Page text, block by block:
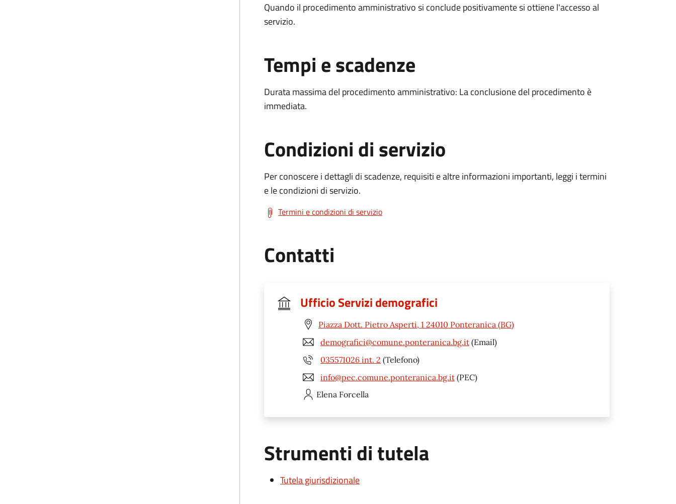
Quando il procedimento amministrativo si conclude positivamente si ottiene l'accesso al
servizio.
Tempi e scadenze
Durata massima del procedimento amministrativo: La conclusione del procedimento è
immediata.
Condizioni di servizio
Per conoscere i dettagli di scadenze, requisiti e altre informazioni importanti, leggi i termini
e le condizioni di servizio.
Termini e condizioni di servizio
Contatti
Ufficio Servizi demografici
Piazza Dott. Pietro Asperti, 1 24010 Ponteranica (BG)
demografici@comune.ponteranica.bg.it (Email)
035571026 int. 2 (Telefono)
info@pec.comune.ponteranica.bg.it (PEC)
Elena Forcella
Strumenti di tutela
Tutela giurisdizionale